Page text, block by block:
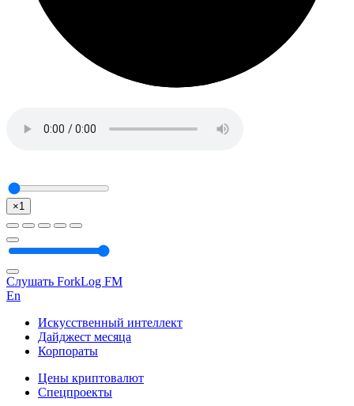
×1
Слушать ForkLog FM
En
Искусственный интеллект
Дайджест месяца
Корпораты
Цены криптовалют
Спецпроекты